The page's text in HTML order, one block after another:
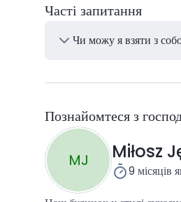
Часті запитання
Чи можу я взяти з
Познайомтеся з
MJ Miłosz
9 місяців